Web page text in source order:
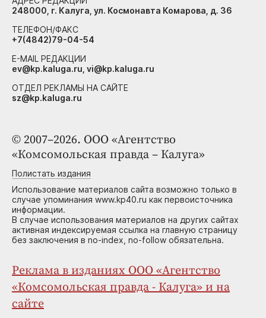
© 2007–2026. ООО «Агентство
«Комсомольская правда – Калуга»
Полистать издания
Использование материалов сайта возможно только в
случае упоминания www.kp40.ru как первоисточника
информации.
В случае использования материалов на других сайтах
активная индексируемая ссылка на главную страницу
без заключения в no-index, no-follow обязательна.
Реклама в изданиях ООО «Агентство
«Комсомольская правда - Калуга» и на
сайте
248000, г. Калуга, ул. Космонавта Комарова, д. 36
ТЕЛЕФОН/ФАКС
+7(4842)79-04-54
E-MAIL РЕДАКЦИИ
ev@kp.kaluga.ru, vi@kp.kaluga.ru
ОТДЕЛ РЕКЛАМЫ НА САЙТЕ
sz@kp.kaluga.ru